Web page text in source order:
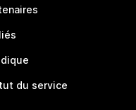
du service